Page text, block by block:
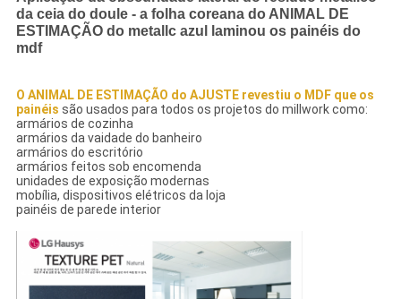
da ceia do doule - a folha coreana do ANIMAL DE
ESTIMAÇÃO do metallc azul laminou os painéis do
mdf
O ANIMAL DE ESTIMAÇÃO do AJUSTE revestiu o MDF que os
painéis são usados para todos os projetos do millwork como:
armários de cozinha
armários da vaidade do banheiro
armários do escritório
armários feitos sob encomenda
unidades de exposição modernas
mobília, dispositivos elétricos da loja
painéis de parede interior